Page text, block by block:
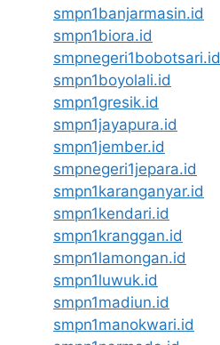
smpn1banjarmasin.id
smpn1biora.id
smpnegeri1bobotsari.id
smpn1boyolali.id
smpn1gresik.id
smpn1jayapura.id
smpn1jember.id
smpnegeri1jepara.id
smpn1karanganyar.id
smpn1kendari.id
smpn1kranggan.id
smpn1lamongan.id
smpn1luwuk.id
smpn1madiun.id
smpn1manokwari.id